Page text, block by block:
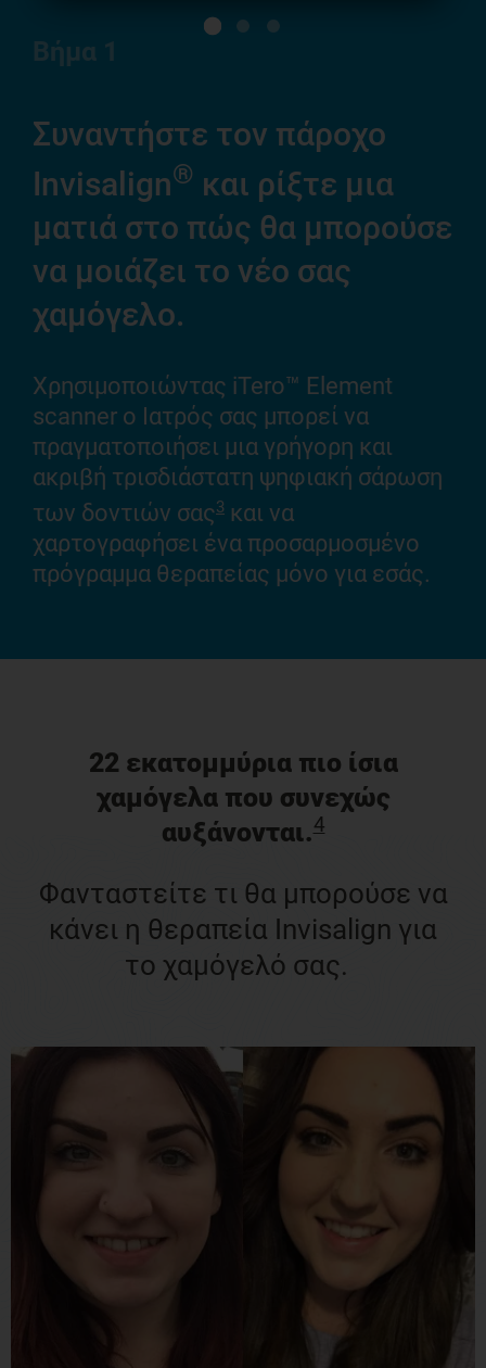
Βήμα 1
Συναντήστε τον πάροχο
Invisalign® και ρίξτε μια
ματιά στο πώς θα μπορούσε
να μοιάζει το νέο σας
χαμόγελο.
Χρησιμοποιώντας iTero™ Element
scanner ο Ιατρός σας μπορεί να
πραγματοποιήσει μια γρήγορη και
ακριβή τρισδιάστατη ψηφιακή σάρωση
των δοντιών σας3 και να
χαρτογραφήσει ένα προσαρμοσμένο
πρόγραμμα θεραπείας μόνο για εσάς.
22 εκατομμύρια πιο ίσια
χαμόγελα που συνεχώς
αυξάνονται.4
Φανταστείτε τι θα μπορούσε να
κάνει η θεραπεία Invisalign για
το χαμόγελό σας.